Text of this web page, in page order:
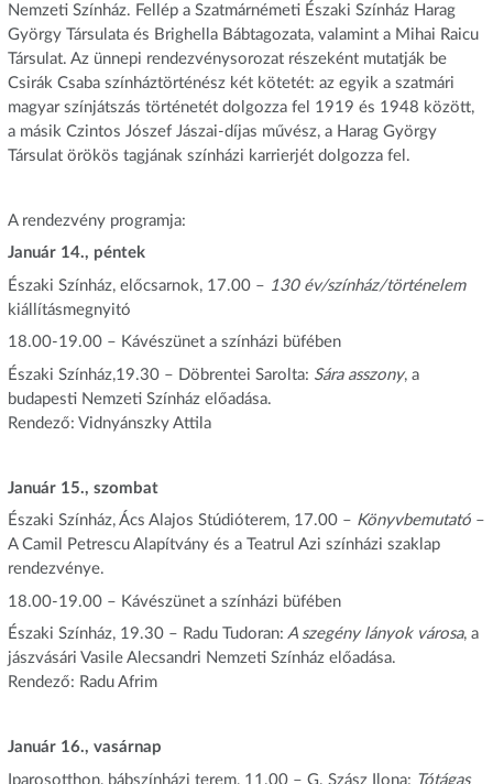
Nemzeti Színház. Fellép a Szatmárnémeti Északi Színház Harag
György Társulata és Brighella Bábtagozata, valamint a Mihai Raicu
Társulat. Az ünnepi rendezvénysorozat részeként mutatják be
Csirák Csaba színháztörténész két kötetét: az egyik a szatmári
magyar színjátszás történetét dolgozza fel 1919 és 1948 között,
a másik Czintos Jószef Jászai-díjas művész, a Harag György
Társulat örökös tagjának színházi karrierjét dolgozza fel.
A rendezvény programja:
Január 14., péntek
Északi Színház, előcsarnok, 17.00 – 130 év/színház/történelem
kiállításmegnyitó
18.00-19.00 – Kávészünet a színházi büfében
Északi Színház,19.30 – Döbrentei Sarolta: Sára asszony, a
budapesti Nemzeti Színház előadása.
Rendező: Vidnyánszky Attila
Január 15., szombat
Északi Színház, Ács Alajos Stúdióterem, 17.00 – Könyvbemutató–
A Camil Petrescu Alapítvány és a Teatrul Azi színházi szaklap
rendezvénye.
18.00-19.00 – Kávészünet a színházi büfében
Északi Színház, 19.30 – Radu Tudoran: A szegény lányok városa, a
jászvásári Vasile Alecsandri Nemzeti Színház előadása.
Rendező: Radu Afrim
Január 16., vasárnap
Iparosotthon, bábszínházi terem, 11.00 – G. Szász Ilona: Tótágas